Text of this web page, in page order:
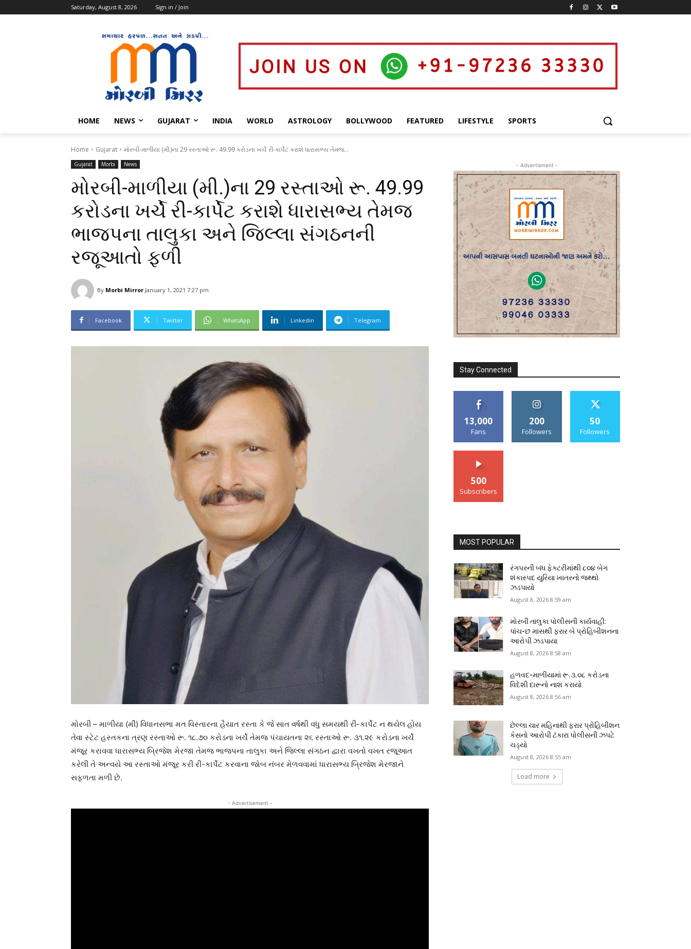
Saturday, August 8, 2026 Sign in / Join
HOME NEWS GUJARAT INDIA WORLD ASTROLOGY BOLLYWOOD FEATURED LIFESTYLE SPORTS
Home Gujarat મોરબી-માળીયા (મી.)ના 29 રસ્તાઓ રૂ. 49.99 કરોડના ખર્ચે રી-કાર્પેટ કરાશે ધારાસભ્ય તેમજ...
Gujarat Morbi News
મોરબી-માળીયા (મી.)ના 29 રસ્તાઓ રૂ. 49.99
કરોડના ખર્ચે રી-કાર્પેટ કરાશે ધારાસભ્ય તેમજ
ભાજપના તાલુકા અને જિલ્લા સંગઠનની
રજૂઆતો ફળી
By Morbi Mirror January 1, 2021 7:27 pm
Facebook Twitter WhatsApp Linkedin Telegram
મોરબી – માળીયા (મીં) વિધાનસભા મત વિસ્તારના હૈયાત રસ્તા કે જે સાત વર્ષથી વધુ સમયથી રી-કાર્પેટ ન થયેલ હોય
તેવા સ્ટેટ હસ્તકના ત્રણ રસ્તાઓ રૂ. ૧૮.૭૦ કરોડના ખર્ચે તેમજ પંચાયતના ૨૬ રસ્તાઓ રૂ. ૩૧.૨૯ કરોડના ખર્ચે
મંજૂર કરાવવા ધારાસભ્ય બ્રિજેશ મેરજા તેમજ ભાજપના તાલુકા અને જિલ્લા સંગઠન દ્વારા વખતો વખત રજૂઆત
કરેલી તે અન્વયે આ રસ્તાઓ મંજૂર કરી રી-કાર્પેટ કરવાના જોબ નંબર મેળવવામાં ધારાસભ્ય બ્રિજેશ મેરજાને
સફળતા મળી છે.
- Advertisement -
- Advertisment -
Stay Connected
13,000
Fans
200
Followers
50
Followers
500
Subscribers
MOST POPULAR
રંગપરની બંધ ફેક્ટરીમાંથી ૮૦૪ બેગ
શંકાસ્પદ યુરિયા ખાતરનો જથ્થો
ઝડપાયો
August 8, 2026 8:59 am
મોરબી તાલુકા પોલીસની કાર્યવાહી:
પાંચ-છ માસથી ફરાર બે પ્રોહિબીશનના
આરોપી ઝડપાયા
August 8, 2026 8:58 am
હળવદ-માળીયામાં રૂ.૩.૦૮ કરોડના
વિદેશી દારૂનો નાશ કરાયો
August 8, 2026 8:56 am
છેલ્લા ચાર મહિનાથી ફરાર પ્રોહિબીશન
કેસનો આરોપી ટંકારા પોલીસની ઝપટે
ચડ્યો
August 8, 2026 8:55 am
Load more